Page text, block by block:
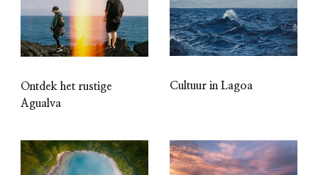
Ontdek het rustige
Agualva
Cultuur in Lagoa